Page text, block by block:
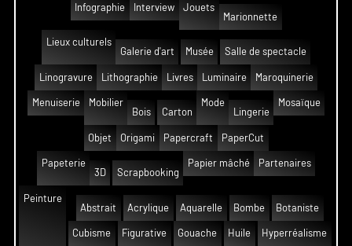
Infographie Interview
Jouets
Marionnette
Lieux culturels
Galerie d'art
Musée Salle de spectacle
Linogravure Lithographie Livres Luminaire Maroquinerie
Menuiserie
Mobilier
Bois
Carton
Mode
Lingerie
Mosaïque
Objet Origami Papercraft PaperCut
Papeterie
3D
Scrapbooking
Papier mâché Partenaires
Peinture
Abstrait
Acrylique Aquarelle Bombe Botaniste
Cubisme Figurative Gouache Huile Hyperréalisme